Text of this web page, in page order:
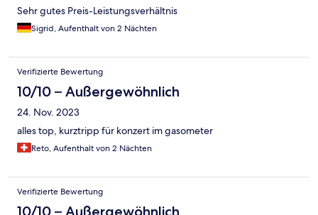
Sehr gutes Preis-Leistungsverhältnis
Sigrid, Aufenthalt von 2 Nächten
Verifizierte Bewertung
10/10 – Außergewöhnlich
24. Nov. 2023
alles top, kurztripp für konzert im gasometer
Reto, Aufenthalt von 2 Nächten
Verifizierte Bewertung